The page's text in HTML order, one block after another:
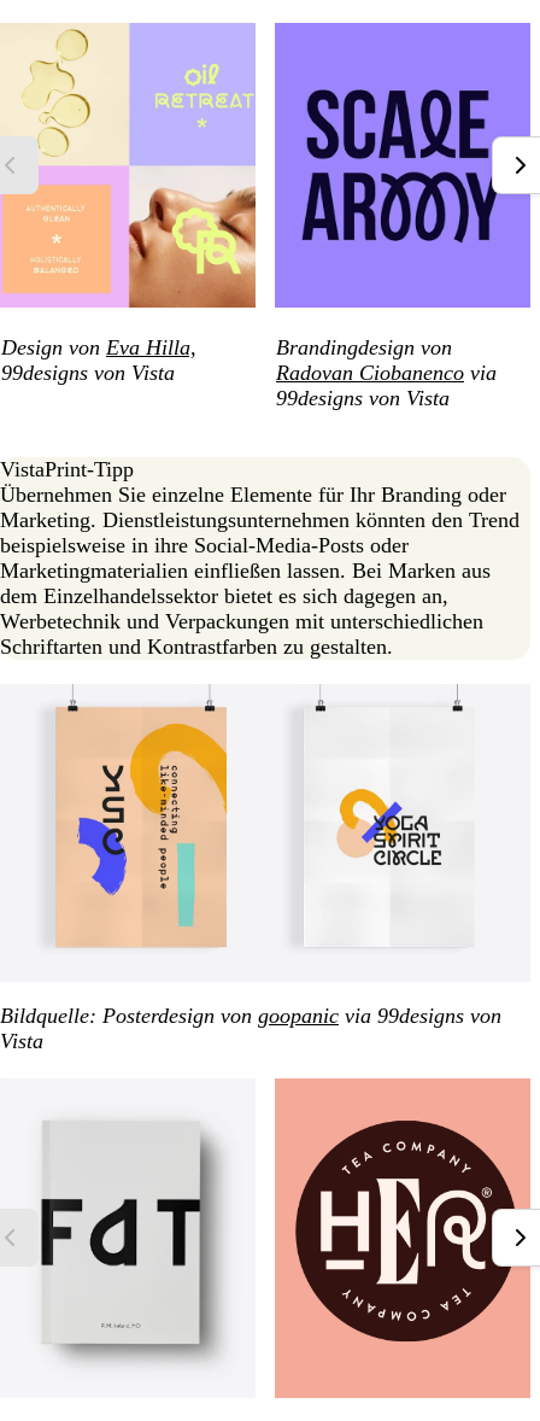
Design von Eva Hilla,
99designs von Vista
Brandingdesign von
Radovan Ciobanenco via
99designs von Vista
VistaPrint-Tipp
Übernehmen Sie einzelne Elemente für Ihr Branding oder
Marketing. Dienstleistungsunternehmen könnten den Trend
beispielsweise in ihre Social-Media-Posts oder
Marketingmaterialien einfließen lassen. Bei Marken aus
dem Einzelhandelssektor bietet es sich dagegen an,
Werbetechnik und Verpackungen mit unterschiedlichen
Schriftarten und Kontrastfarben zu gestalten.
Bildquelle: Posterdesign von goopanic via 99designs von
Vista